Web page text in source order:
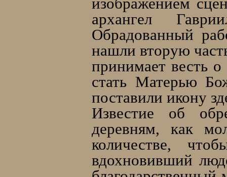
архангел
Обрадованный
нашли вторую
принимает весть
стать Матерью
поставили икону
Известие об
деревням, как
количестве,
вдохновивший